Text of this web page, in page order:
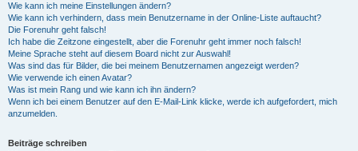
Wie kann ich meine Einstellungen ändern?
Wie kann ich verhindern, dass mein Benutzername in der Online-Liste auftaucht?
Die Forenuhr geht falsch!
Ich habe die Zeitzone eingestellt, aber die Forenuhr geht immer noch falsch!
Meine Sprache steht auf diesem Board nicht zur Auswahl!
Was sind das für Bilder, die bei meinem Benutzernamen angezeigt werden?
Wie verwende ich einen Avatar?
Was ist mein Rang und wie kann ich ihn ändern?
Wenn ich bei einem Benutzer auf den E-Mail-Link klicke, werde ich aufgefordert, mich
anzumelden.
Beiträge schreiben